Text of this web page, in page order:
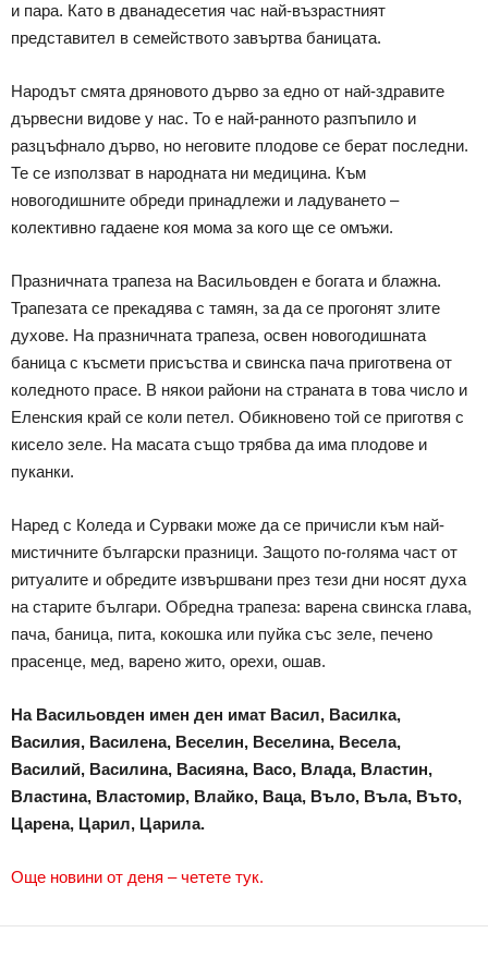
и пара. Като в дванадесетия час най-възрастният
представител в семейството завъртва баницата.
Народът смята дряновото дърво за едно от най-здравите
дървесни видове у нас. То е най-ранното разпъпило и
разцъфнало дърво, но неговите плодове се берат последни.
Те се използват в народната ни медицина. Към
новогодишните обреди принадлежи и ладуването –
колективно гадаене коя мома за кого ще се омъжи.
Празничната трапеза на Васильовден е богата и блажна.
Трапезата се прекадява с тамян, за да се прогонят злите
духове. На празничната трапеза, освен новогодишната
баница с късмети присъства и свинска пача приготвена от
коледното прасе. В някои райони на страната в това число и
Еленския край се коли петел. Обикновено той се приготвя с
кисело зеле. На масата също трябва да има плодове и
пуканки.
Наред с Коледа и Сурваки може да се причисли към най-
мистичните български празници. Защото по-голяма част от
ритуалите и обредите извършвани през тези дни носят духа
на старите българи. Обредна трапеза: варена свинска глава,
пача, баница, пита, кокошка или пуйка със зеле, печено
прасенце, мед, варено жито, орехи, ошав.
На Васильовден имен ден имат Васил, Василка,
Василия, Василена, Веселин, Веселина, Весела,
Василий, Василина, Васияна, Васо, Влада, Властин,
Властина, Властомир, Влайко, Ваца, Въло, Въла, Въто,
Царена, Царил, Царила.
Още новини от деня – четете тук.